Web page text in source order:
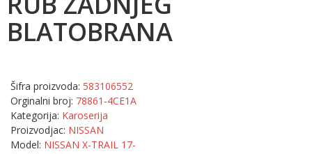
BLATOBRANA
Šifra proizvoda: 583106552
Orginalni broj: 78861-4CE1A
Kategorija: Karoserija
Proizvodjac: NISSAN
Model: NISSAN X-TRAIL 17-